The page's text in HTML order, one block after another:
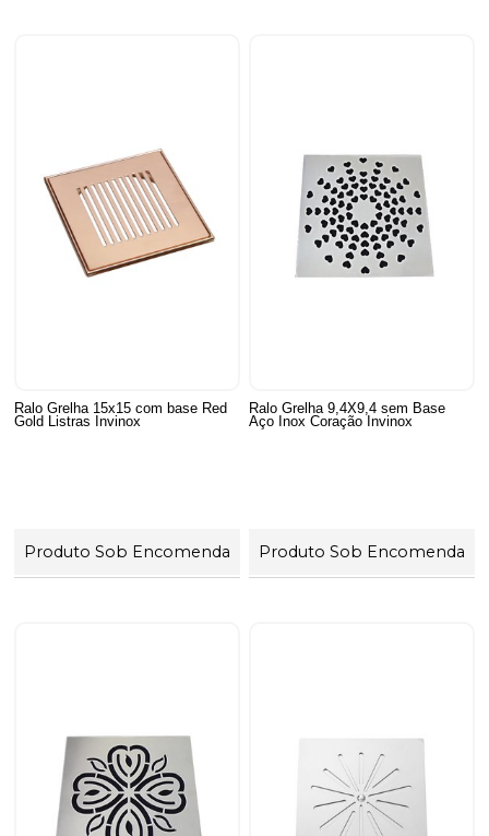
Ralo Grelha 15x15 com base Red
Gold Listras Invinox
Produto Sob Encomenda
Ralo Grelha 9,4X9,4 sem Base
Aço Inox Coração Invinox
Produto Sob Encomenda